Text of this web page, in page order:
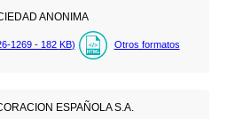
ANONIMA
1269 - 182 KB) Otros formatos
ESPAÑOLA S.A.